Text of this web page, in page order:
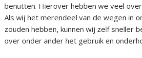
benutten. Hierover hebben we veel
Als wij het merendeel van de wegen in
zouden hebben, kunnen wij zelf sneller
over onder ander het gebruik en